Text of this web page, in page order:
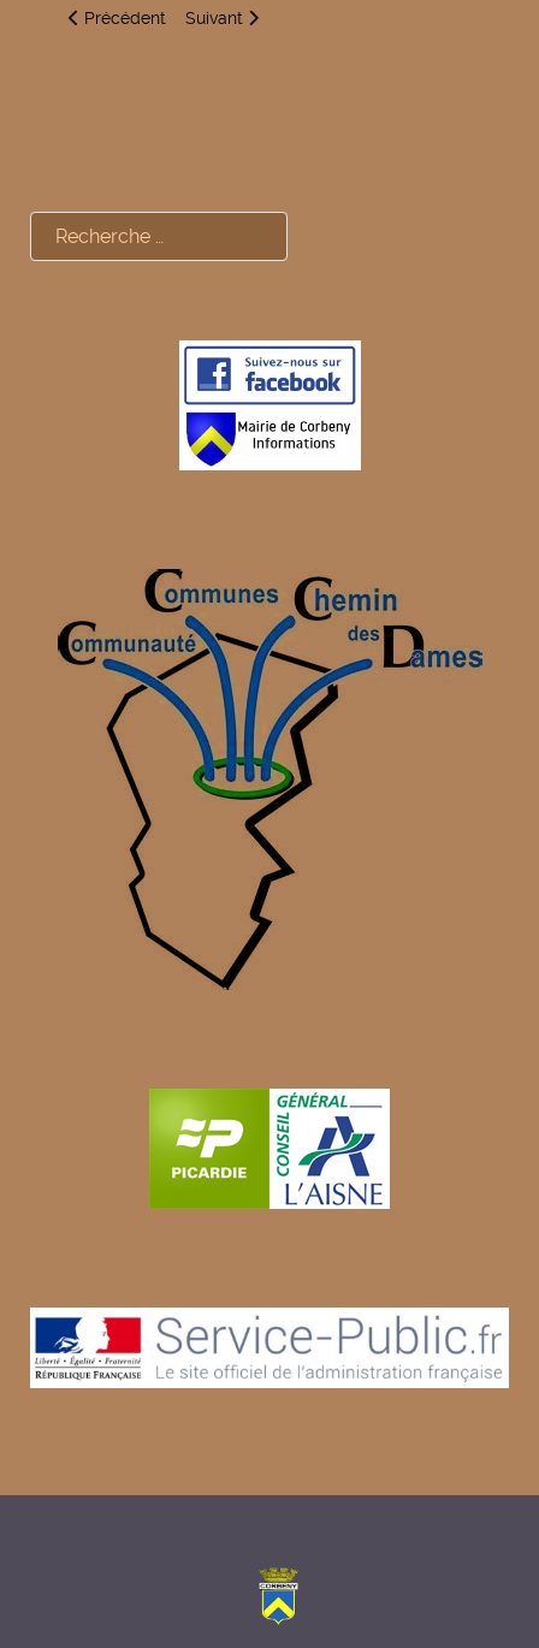
Article précédent : Marché de Noël
Précédent Article suivant : Expo-vente « Chez nous,
Suivant
Rechercher